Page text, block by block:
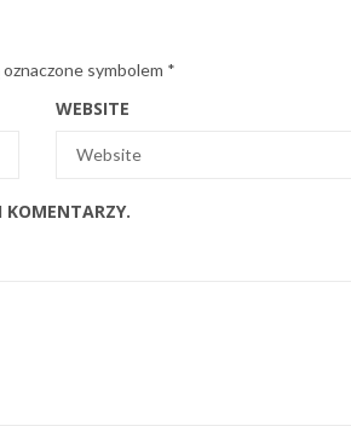
symbolem *
WEBSITE
KOMENTARZY.